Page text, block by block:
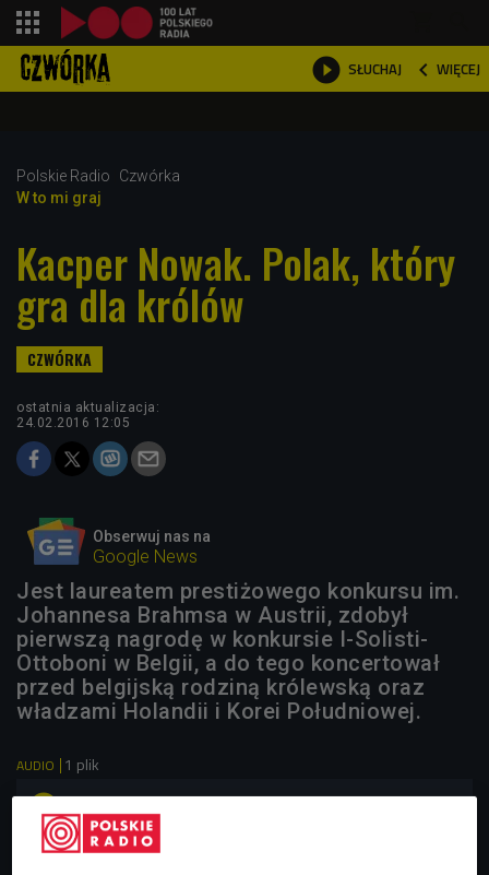
 SŁUCHAJ  WIĘCEJ

Polskie Radio
Czwórka
W to mi graj
Kacper Nowak. Polak, który
gra dla królów
ostatnia aktualizacja:
24.02.2016 12:05
Obserwuj nas na
Google News
Jest laureatem prestiżowego konkursu im.
Johannesa Brahmsa w Austrii, zdobył
pierwszą nagrodę w konkursie I-Solisti-
Ottoboni w Belgii, a do tego koncertował
przed belgijską rodziną królewską oraz
władzami Holandii i Korei Południowej.
AUDIO 1 plik
 
Wiolonczelista Kacper Nowak o swoich sukcesach i